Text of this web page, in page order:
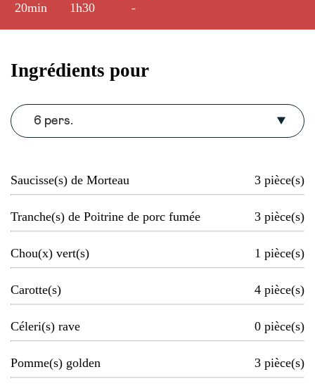
20min 1h30 -
Ingrédients pour
6 pers.
Saucisse(s) de Morteau 3 pièce(s)
Tranche(s) de Poitrine de porc fumée 3 pièce(s)
Chou(x) vert(s) 1 pièce(s)
Carotte(s) 4 pièce(s)
Céleri(s) rave 0 pièce(s)
Pomme(s) golden 3 pièce(s)